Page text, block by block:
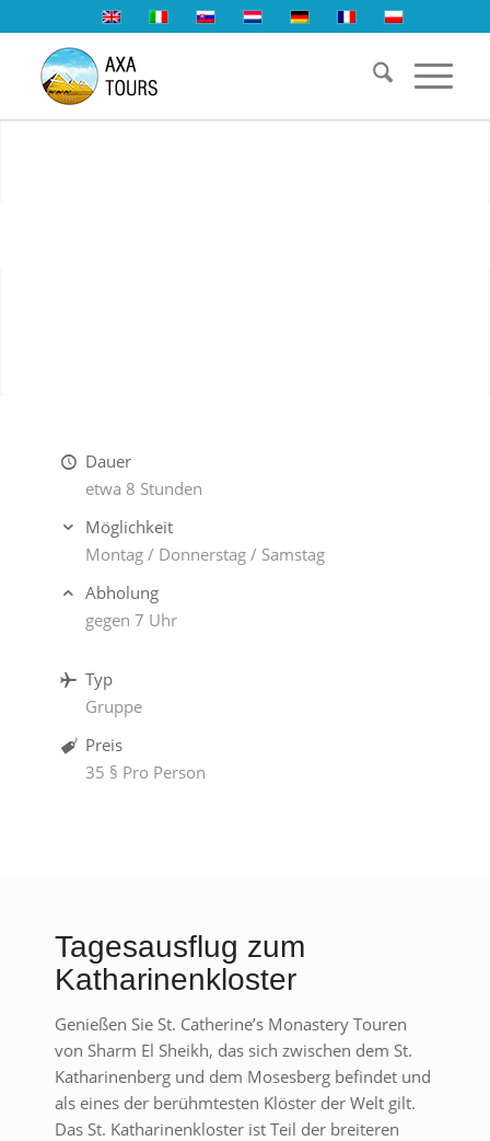
Dauer
etwa 8 Stunden
Möglichkeit
Montag / Donnerstag / Samstag
Abholung
gegen 7 Uhr
Typ
Gruppe
Preis
35 § Pro Person
Tagesausflug zum
Katharinenkloster
Genießen Sie St. Catherine’s Monastery Touren
von Sharm El Sheikh, das sich zwischen dem St.
Katharinenberg und dem Mosesberg befindet und
als eines der berühmtesten Klöster der Welt gilt.
Das St. Katharinenkloster ist Teil der breiteren